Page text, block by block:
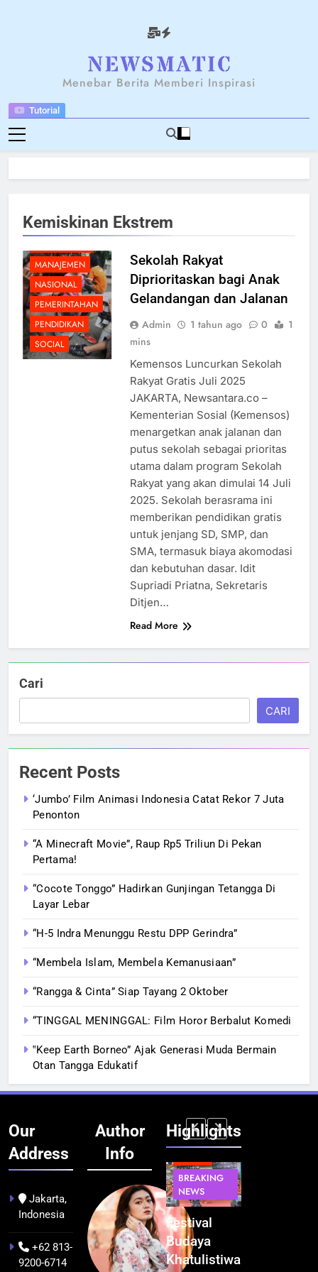
Tutorial
NEWSANTARA
Menebar Berita Memberi Inspirasi
Kemiskinan Ekstrem
FEATURED
MANAJEMEN
NASIONAL
PEMERINTAHAN
PENDIDIKAN
SOCIAL
Sekolah Rakyat
Diprioritaskan bagi Anak
Gelandangan dan Jalanan
Admin 1 tahun ago 0
1
mins
Kemensos Luncurkan Sekolah
Rakyat Gratis Juli 2025
JAKARTA, Newsantara.co –
Kementerian Sosial (Kemensos)
menargetkan anak jalanan dan
putus sekolah sebagai prioritas
utama dalam program Sekolah
Rakyat yang akan dimulai 14 Juli
2025. Sekolah berasrama ini
memberikan pendidikan gratis
untuk jenjang SD, SMP, dan
SMA, termasuk biaya akomodasi
dan kebutuhan dasar. Idit
Supriadi Priatna, Sekretaris
Ditjen…
Read More
Cari
CARI
Recent Posts
‘Jumbo’ Film Animasi Indonesia Catat Rekor 7 Juta
Penonton
“A Minecraft Movie”, Raup Rp5 Triliun Di Pekan
Pertama!
“Cocote Tonggo” Hadirkan Gunjingan Tetangga Di
Layar Lebar
“H-5 Indra Menunggu Restu DPP Gerindra”
“Membela Islam, Membela Kemanusiaan”
“Rangga & Cinta” Siap Tayang 2 Oktober
“TINGGAL MENINGGAL: Film Horor Berbalut Komedi
‟Keep Earth Borneo” Ajak Generasi Muda Bermain
Otan Tangga Edukatif
Our
Address
Jakarta,
Indonesia
+62 813-
9200-6714
Author
Info
Highlights
BERITA
NEWS
Kualitas
Pramuwisata
Dukung
INFRASTRUKTUR
TEKNOLOGI
Indonesia
Resmi
Bangun AI
BREAKING
NEWS
Festival
Budaya
Khatulistiwa